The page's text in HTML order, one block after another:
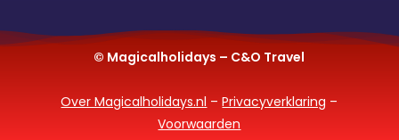
© Magicalholidays – C&O Travel
Over Magicalholidays.nl –Privacyverklaring –
Voorwaarden